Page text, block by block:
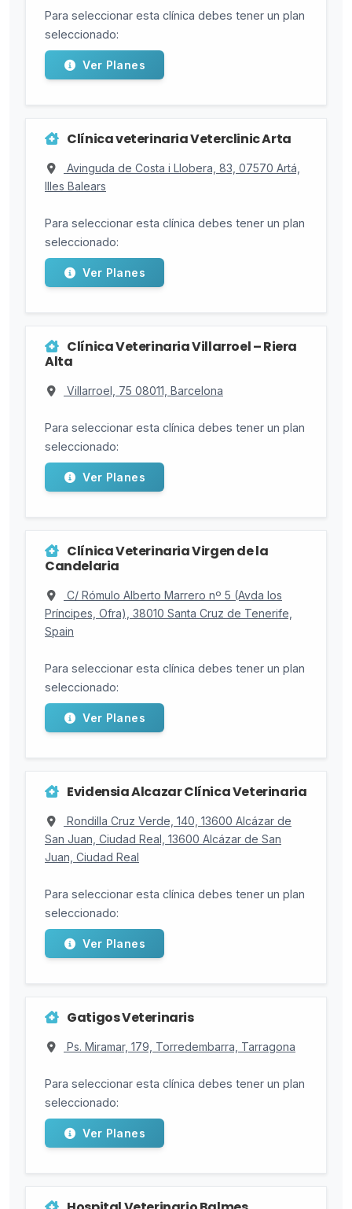
Para seleccionar esta clínica debes tener un plan
seleccionado:
Ver Planes
Clínica veterinaria Veterclinic Arta
Avinguda de Costa i Llobera, 83, 07570 Artá,
Illes Balears
Para seleccionar esta clínica debes tener un plan
seleccionado:
Ver Planes
Clínica Veterinaria Villarroel – Riera
Alta
Villarroel, 75 08011, Barcelona
Para seleccionar esta clínica debes tener un plan
seleccionado:
Ver Planes
Clínica Veterinaria Virgen de la
Candelaria
C/ Rómulo Alberto Marrero nº 5 (Avda los
Príncipes, Ofra), 38010 Santa Cruz de Tenerife,
Spain
Para seleccionar esta clínica debes tener un plan
seleccionado:
Ver Planes
Evidensia Alcazar Clínica Veterinaria
Rondilla Cruz Verde, 140, 13600 Alcázar de
San Juan, Ciudad Real, 13600 Alcázar de San
Juan, Ciudad Real
Para seleccionar esta clínica debes tener un plan
seleccionado:
Ver Planes
Gatigos Veterinaris
Ps. Miramar, 179, Torredembarra, Tarragona
Para seleccionar esta clínica debes tener un plan
seleccionado:
Ver Planes